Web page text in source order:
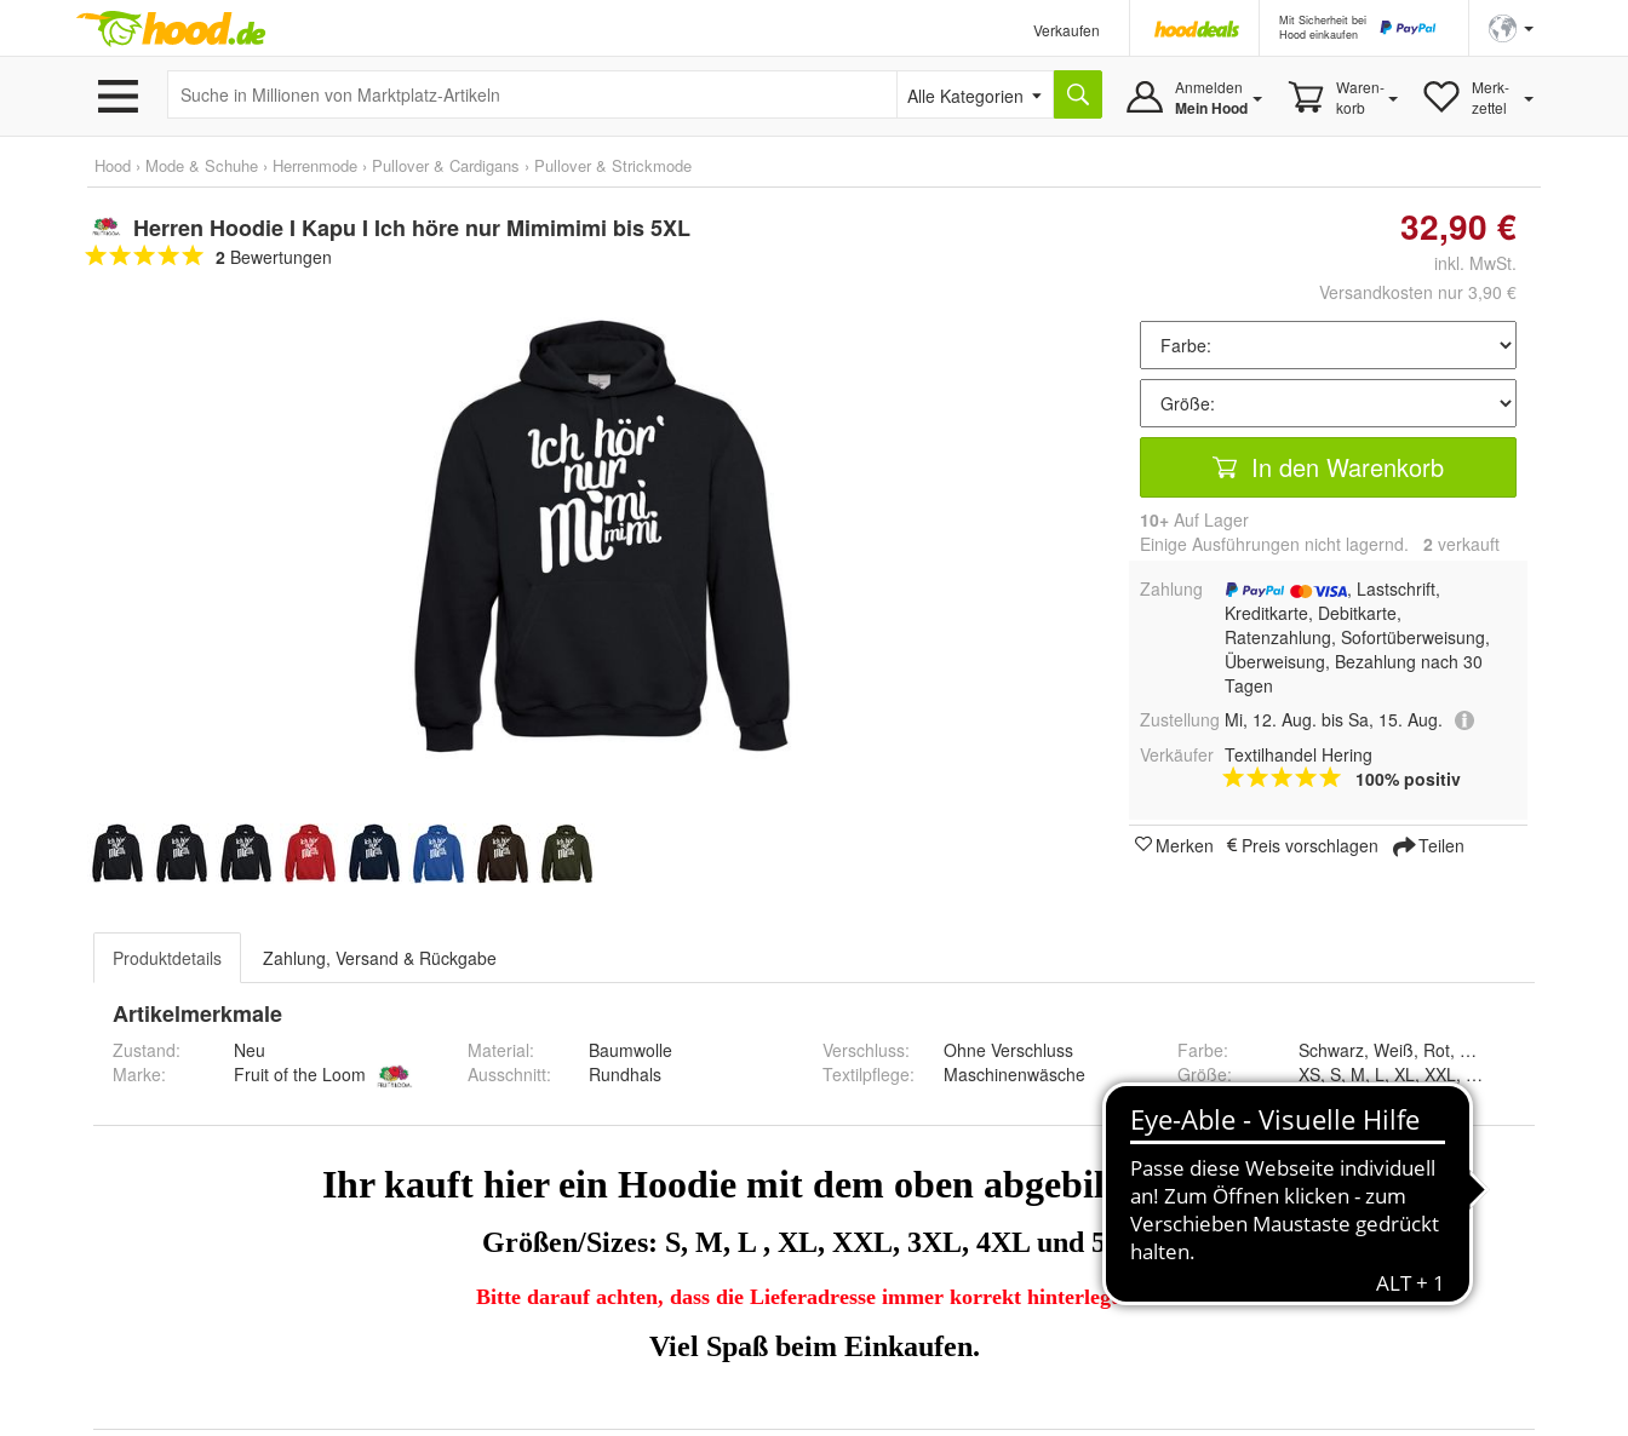
Verkaufen
Mit Sicherheit bei
Hood einkaufen
Alle Kategorien Anmelden
Mein Hood
Waren-
korb
Merk-
zettel
Hood › Mode & Schuhe › Herrenmode › Pullover & Cardigans › Pullover & Strickmode
Herren Hoodie I Kapu I Ich höre nur Mimimimi bis 5XL
2 Bewertungen
32,90 €
inkl. MwSt.
Versandkosten nur 3,90 €
In den Warenkorb
10+ Auf Lager
Einige Ausführungen nicht lagernd. 2 verkauft
Zahlung
, Lastschrift,
Kreditkarte, Debitkarte,
Ratenzahlung, Sofortüberweisung,
Überweisung, Bezahlung nach 30
Tagen
Zustellung Mi, 12. Aug. bis Sa, 15. Aug.
Verkäufer Textilhandel Hering
100% positiv
Merken Preis vorschlagen Teilen
Produktdetails Zahlung, Versand & Rückgabe
Artikelmerkmale
Zustand:
Neu
Marke:
Fruit of the Loom
Material:
Baumwolle
Ausschnitt: Rundhals
Verschluss:
Ohne Verschluss
Textilpflege: Maschinenwäsche
Farbe:
Größe: